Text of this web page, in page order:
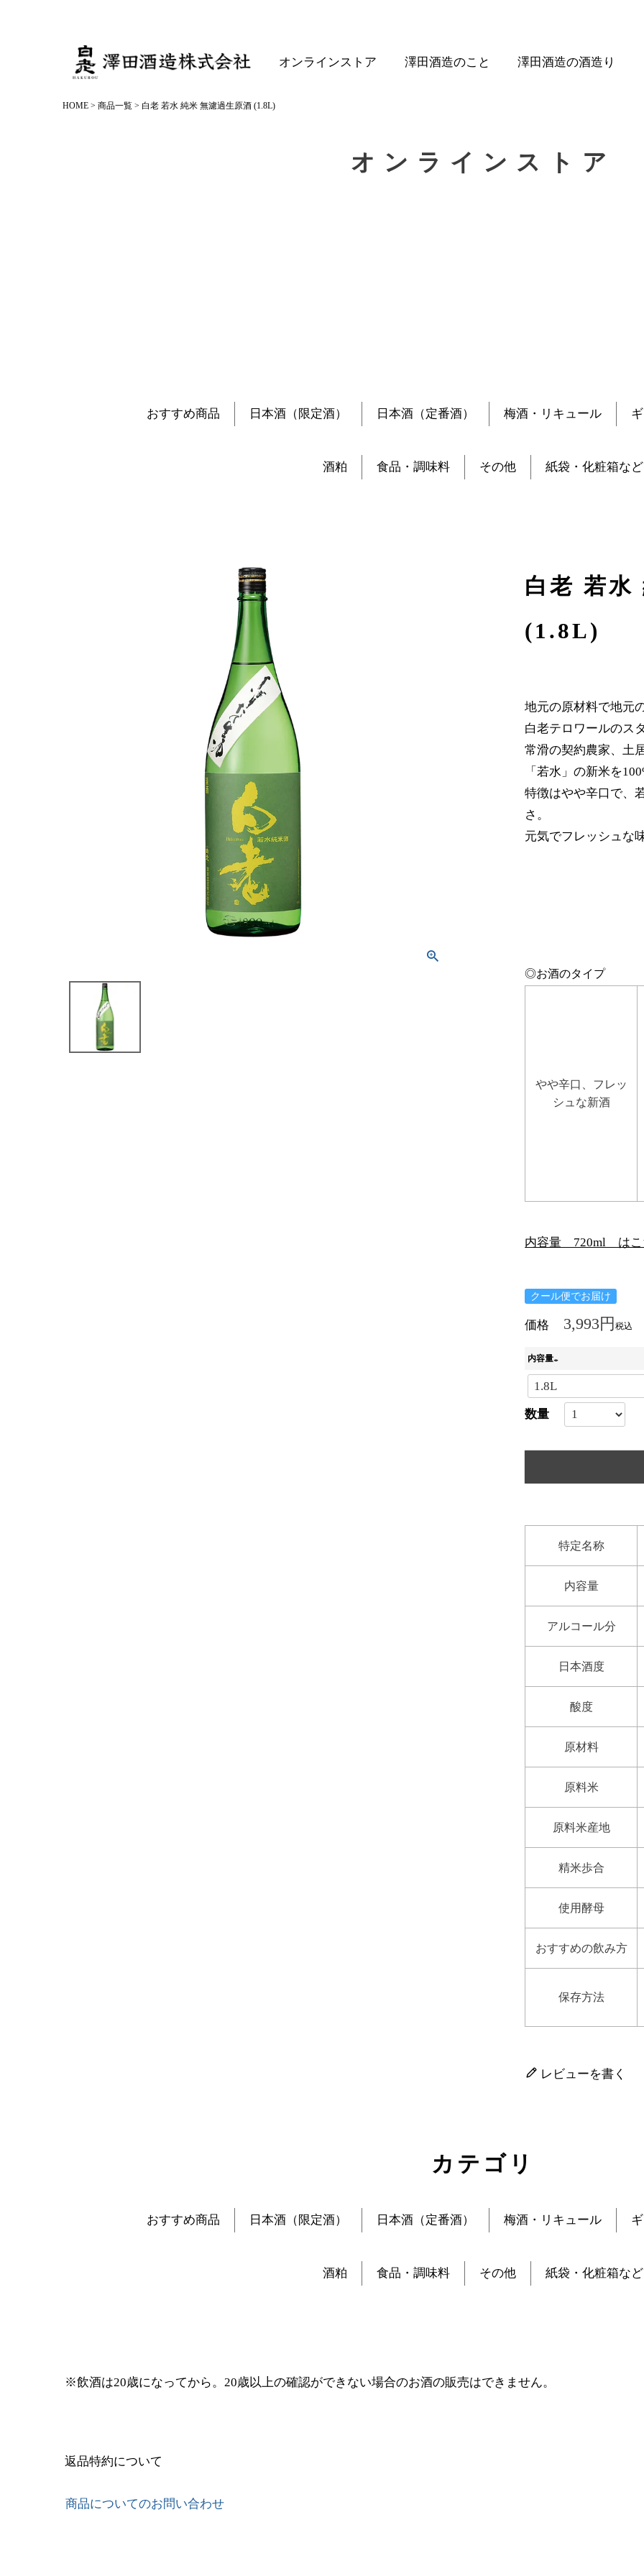
オンラインストア 澤田酒造のこと 澤田酒造の酒造り
HOME 商品一覧 白老 若水 純米 無濾過生原酒 (1.8L)
オンラインストア
おすすめ商品 日本酒（限定酒） 日本酒（定番酒） 梅酒・リキュール
酒粕 食品・調味料 その他 紙袋・化粧箱など
白老 若水
(1.8L)
地元の原材料で地元
白老テロワールのス
常滑の契約農家、土
「若水」の新米を
特徴はやや辛口で、
さ。
元気でフレッシュな
◎お酒のタイプ
やや辛口、フレッ
シュな新酒
内容量 720ml はこ
クール便でお届け
価格 3,993 税込
内容量
必
特定名称
内容量
アルコール分
日本酒度
酸度
原材料
原料米
原料米産地
精米歩合
使用酵母
おすすめの飲み方
保存方法
レビューを書く
カテゴリ
おすすめ商品 日本酒（限定酒） 日本酒（定番酒） 梅酒・リキュール
酒粕 食品・調味料 その他 紙袋・化粧箱など
※飲酒は20歳になってから。20歳以上の確認ができない場合のお酒の販売はできません。
返品特約について
商品についてのお問い合わせ